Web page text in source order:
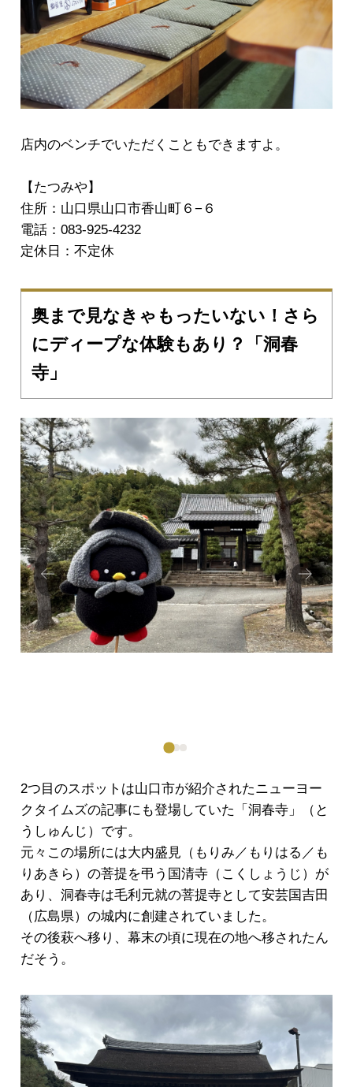
店内のベンチでいただくこともできますよ。
【たつみや】
住所：山口県山口市香山町６−６
電話：083-925-4232
定休日：不定休
奥まで見なきゃもったいない！さら
にディープな体験もあり？「洞春
寺」
Prev
ious
Next
2つ目のスポットは山口市が紹介されたニューヨー
クタイムズの記事にも登場していた「洞春寺」（と
うしゅんじ）です。
元々この場所には大内盛見（もりみ／もりはる／も
りあきら）の菩提を弔う国清寺（こくしょうじ）が
あり、洞春寺は毛利元就の菩提寺として安芸国吉田
（広島県）の城内に創建されていました。
その後萩へ移り、幕末の頃に現在の地へ移されたん
だそう。